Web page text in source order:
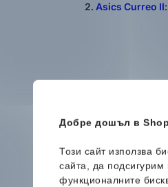
Добре дошъл в
Този сайт използва
сайта, да
функционалните
2. Asics Curreo II